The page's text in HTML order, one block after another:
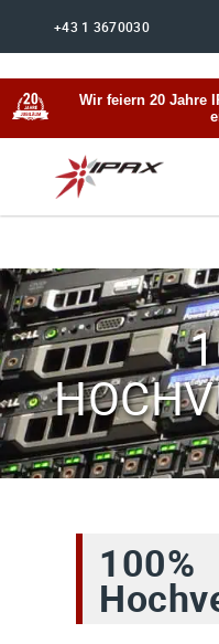
+43 1 3670030
Wir feiern 20 Jahre
100%